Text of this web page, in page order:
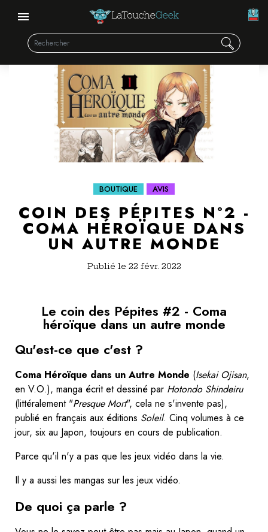
BOUTIQUE AVIS
COIN DES PÉPITES N°2 -
COMA HÉROÏQUE DANS
UN AUTRE MONDE
Publié le 22 févr. 2022
Le coin des Pépites #2 - Coma
héroïque dans un autre monde
Qu'est-ce que c'est ?
Coma Héroïque dans un Autre Monde (Isekai Ojisan,
en V.O.), manga écrit et dessiné par Hotondo Shindeiru
(littéralement "Presque Mort", cela ne s'invente pas),
publié en français aux éditions Soleil. Cinq volumes à ce
jour, six au Japon, toujours en cours de publication.
Parce qu'il n'y a pas que les jeux vidéo dans la vie.
Il y a aussi les mangas sur les jeux vidéo.
De quoi ça parle ?